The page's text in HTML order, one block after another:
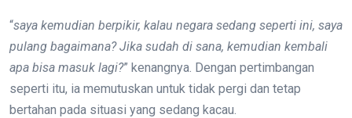
“saya kemudian berpikir, kalau negara sedang seperti ini, saya
pulang bagaimana? Jika sudah di sana, kemudian kembali
apa bisa masuk lagi?” kenangnya. Dengan pertimbangan
seperti itu, ia memutuskan untuk tidak pergi dan tetap
bertahan pada situasi yang sedang kacau.